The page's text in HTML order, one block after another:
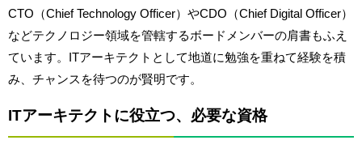
CTO（Chief Technology Officer）やCDO（Chief Digital Officer）
などテクノロジー領域を管轄するボードメンバーの肩書もふえ
ています。ITアーキテクトとして地道に勉強を重ねて経験を積
み、チャンスを待つのが賢明です。
ITアーキテクトに役立つ、必要な資格